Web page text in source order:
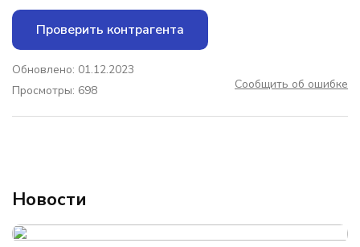
Проверить контрагента
Обновлено: 01.12.2023
Просмотры: 698
Сообщить об ошибке
Новости